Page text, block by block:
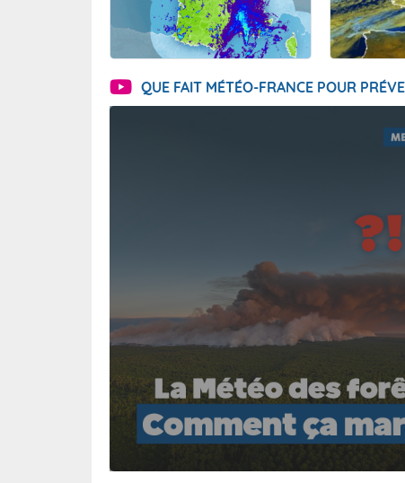
QUE FAIT MÉTÉO-FRANCE POUR